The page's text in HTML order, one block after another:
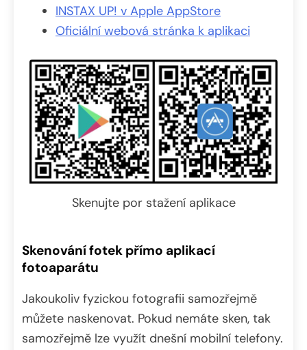
INSTAX UP! v Apple AppStore
Oficiální webová stránka k aplikaci
Skenujte por stažení aplikace
Skenování fotek přímo aplikací
fotoaparátu
Jakoukoliv fyzickou fotografii samozřejmě
můžete naskenovat. Pokud nemáte sken, tak
samozřejmě lze využít dnešní mobilní telefony.